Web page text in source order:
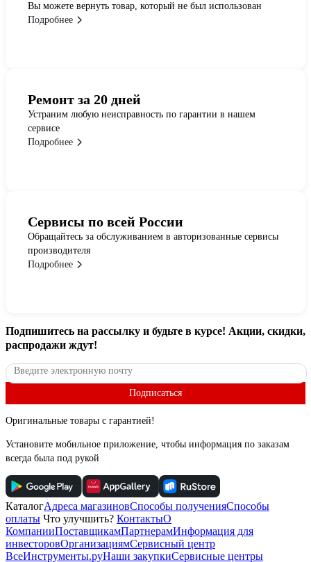
Вы можете вернуть товар, который не был использован
Подробнее
Ремонт за 20 дней
Устраним любую неисправность по гарантии в нашем
сервисе
Подробнее
Сервисы по всей России
Обращайтесь за обслуживанием в авторизованные сервисы
производителя
Подробнее
Подпишитесь на рассылку и будьте в курсе! Акции, скидки,
распродажи ждут!
Подписаться
Оригинальные товары с гарантией!
Установите мобильное приложение, чтобы информация по заказам
всегда была под рукой
КаталогАдреса магазиновСпособы полученияСпособы
оплаты Что улучшить? КонтактыО
КомпанииПоставщикамПартнерамИнформация для
инвесторовОрганизациямСервисный центр
ВсеИнструменты.руНаши закупкиСервисные центры